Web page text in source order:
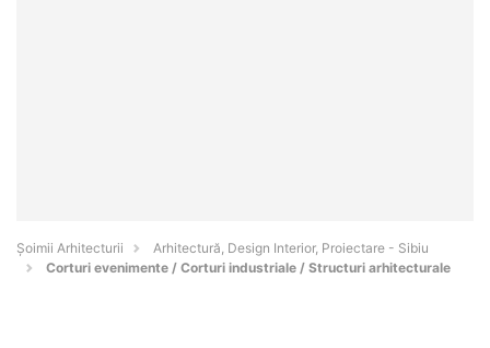
Șoimii Arhitecturii
Arhitectură, Design Interior, Proiectare - Sibiu
Corturi evenimente / Corturi industriale / Structuri arhitecturale